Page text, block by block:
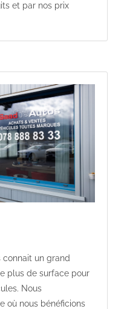
et par nos prix
connait un grand
plus de surface pour
Nous
où nous bénéficions